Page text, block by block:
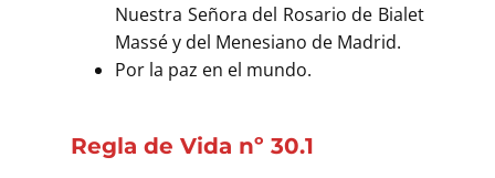
Nuestra Señora del Rosario de Bialet
Massé y del Menesiano de Madrid.
Por la paz en el mundo.
Regla de Vida nº 30.1